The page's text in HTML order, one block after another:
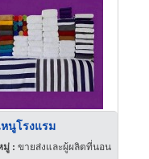
นูโรงแรม
มู่ :ขายส่งและผู้ผลิตที่นอน